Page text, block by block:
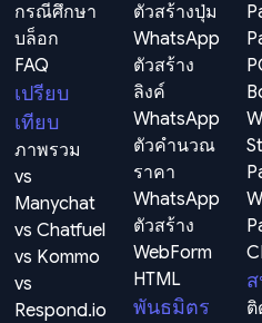
กรณีศึกษา
บล็อก
FAQ
เปรียบ
เทียบ
ภาพรวม
vs
Manychat
vs Chatfuel
vs Kommo
vs
Respond.io
ตัวสร้างปุ่ม
WhatsApp
ตัวสร้าง
ลิงค์
WhatsApp
ตัวคำนวณ
ราคา
WhatsApp
ตัวสร้าง
WebForm
HTML
พันธมิตร
ติ